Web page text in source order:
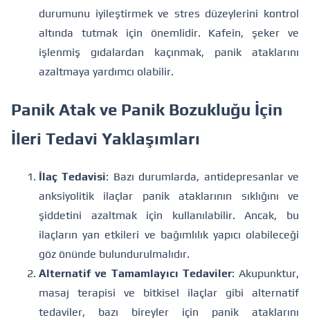
durumunu iyileştirmek ve stres düzeylerini kontrol
altında tutmak için önemlidir. Kafein, şeker ve
işlenmiş gıdalardan kaçınmak, panik ataklarını
azaltmaya yardımcı olabilir.
Panik Atak ve Panik Bozukluğu İçin
İleri Tedavi Yaklaşımları
İlaç Tedavisi: Bazı durumlarda, antidepresanlar ve
anksiyolitik ilaçlar panik ataklarının sıklığını ve
şiddetini azaltmak için kullanılabilir. Ancak, bu
ilaçların yan etkileri ve bağımlılık yapıcı olabileceği
göz önünde bulundurulmalıdır.
Alternatif ve Tamamlayıcı Tedaviler: Akupunktur,
masaj terapisi ve bitkisel ilaçlar gibi alternatif
tedaviler, bazı bireyler için panik ataklarını